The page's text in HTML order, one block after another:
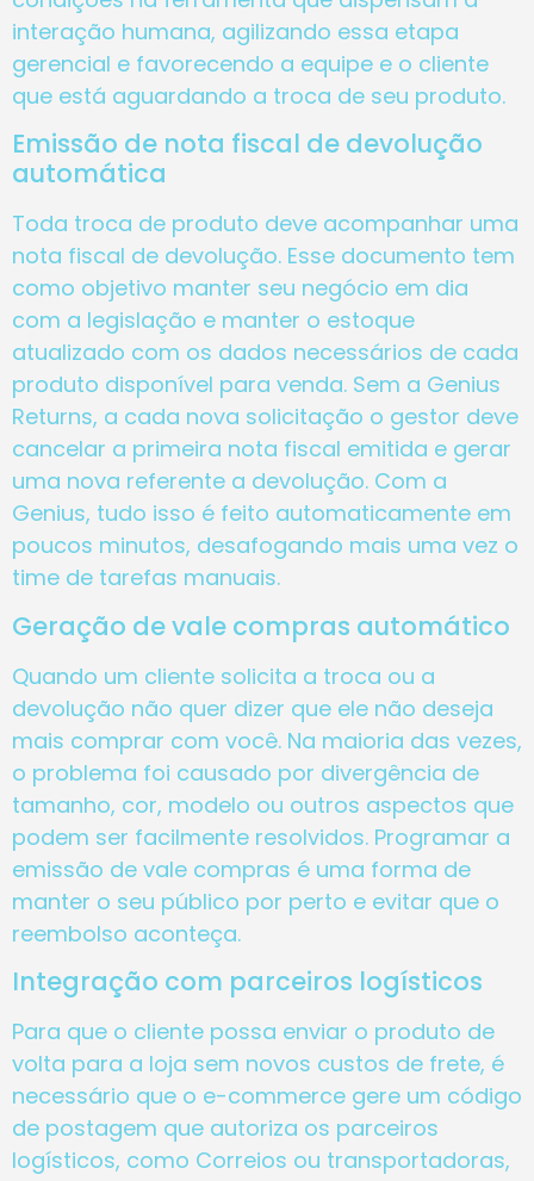
interação humana, agilizando essa etapa
gerencial e favorecendo a equipe e o cliente
que está aguardando a troca de seu produto.
Emissão de nota fiscal de devolução
automática
Toda troca de produto deve acompanhar uma
nota fiscal de devolução. Esse documento tem
como objetivo manter seu negócio em dia
com a legislação e manter o estoque
atualizado com os dados necessários de cada
produto disponível para venda. Sem a Genius
Returns, a cada nova solicitação o gestor deve
cancelar a primeira nota fiscal emitida e gerar
uma nova referente a devolução. Com a
Genius, tudo isso é feito automaticamente em
poucos minutos, desafogando mais uma vez o
time de tarefas manuais.
Geração de vale compras automático
Quando um cliente solicita a troca ou a
devolução não quer dizer que ele não deseja
mais comprar com você. Na maioria das vezes,
o problema foi causado por divergência de
tamanho, cor, modelo ou outros aspectos que
podem ser facilmente resolvidos. Programar a
emissão de vale compras é uma forma de
manter o seu público por perto e evitar que o
reembolso aconteça.
Integração com parceiros logísticos
Para que o cliente possa enviar o produto de
volta para a loja sem novos custos de frete, é
necessário que o e-commerce gere um código
de postagem que autoriza os parceiros
logísticos, como Correios ou transportadoras,